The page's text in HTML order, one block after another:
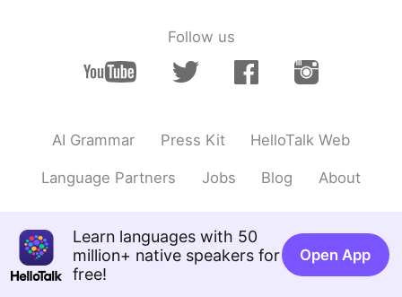
んでいた？重いけどあげたい！笑笑
ernest 2019.07.26 18:32
very nice. Not too hot!
ernest 2019.07.26 18:31
@AI訂正してくれてありがとう❗️😊 勉強し
た！
Follow us
AI Grammar Press Kit HelloTalk Web
Language Partners Jobs Blog About
Learn languages with 50
million+ native speakers for
free!
Open App